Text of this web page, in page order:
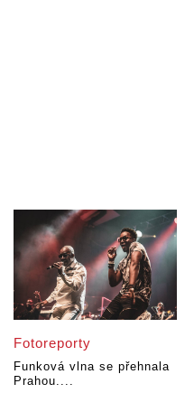
Fotoreporty
Funková vlna se přehnala
Prahou....